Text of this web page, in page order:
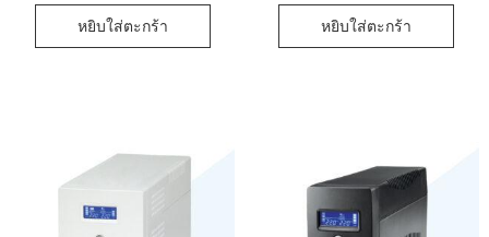
หยิบใส่ตะกร้า หยิบใส่ตะกร้า